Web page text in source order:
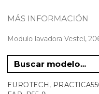
MÁS INFORMACIÓN
Modulo lavadora Vestel,
EUROTECH,